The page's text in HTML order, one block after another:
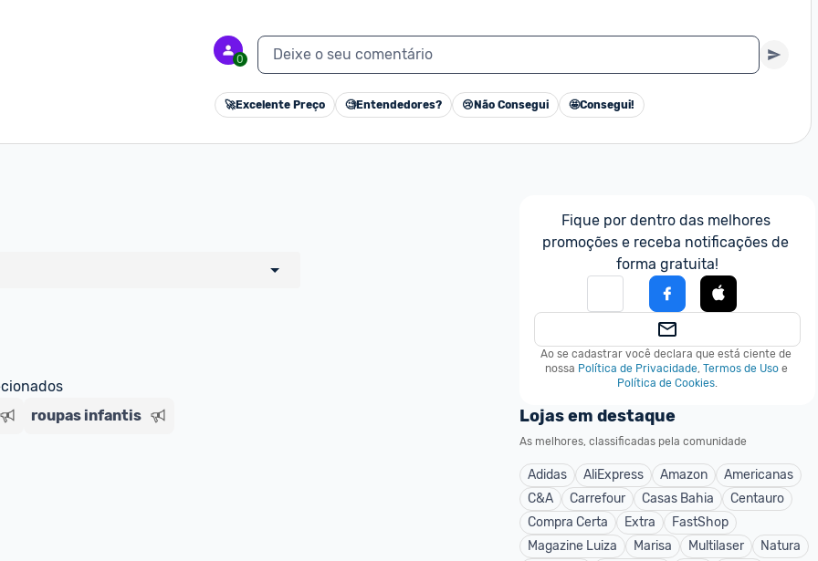
0 Deixe o seu comentário
🚀Excelente Preço 🧐Entendedores? 😢 Não Consegui 🤩Consegui!
um marketplace, nós indicamos no
sinalizamos através da tag
roupas infantis
Fique por dentro das melhores
promoções e receba notificações de
forma gratuita!
Ao se cadastrar você declara que está ciente de
nossa Política de Privacidade, Termos de Uso e
Política de Cookies.
Lojas em destaque
As melhores, classificadas pela comunidade
Adidas AliExpress Amazon
Americanas
C&A
Carrefour Casas Bahia
Centauro
Compra Certa
Extra
FastShop
Magazine Luiza
Marisa Multilaser
Natura